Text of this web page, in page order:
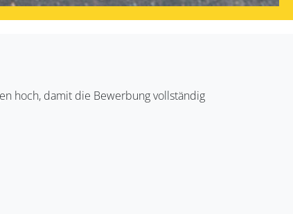
hoch, damit die Bewerbung vollständig